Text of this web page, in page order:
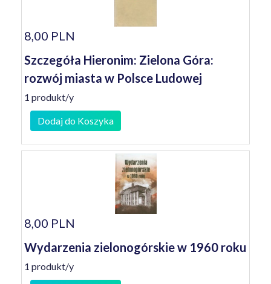
8,00 PLN
Szczegóła Hieronim: Zielona Góra:
rozwój miasta w Polsce Ludowej
1 produkt/y
Dodaj do Koszyka
8,00 PLN
Wydarzenia zielonogórskie w 1960 roku
1 produkt/y